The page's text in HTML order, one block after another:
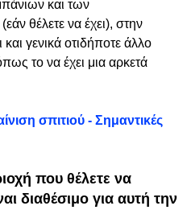
και των
θέλετε να έχει), στην
γενικά οτιδήποτε άλλο
το να έχει μια αρκετά
σπιτιού - Σημαντικές
που θέλετε να
διαθέσιμο για αυτή την